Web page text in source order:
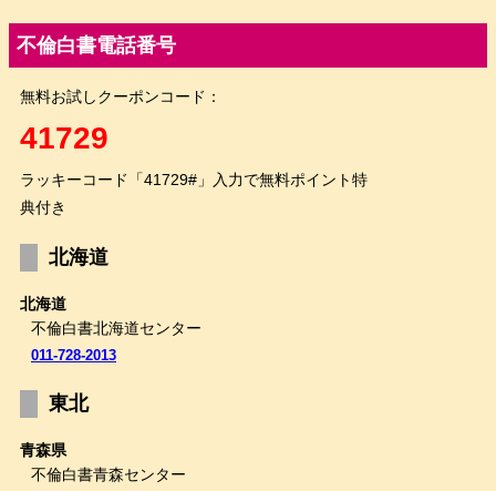
不倫白書電話番号
無料お試しクーポンコード：
41729
ラッキーコード「41729#」入力で無料ポイント特
典付き
北海道
北海道
不倫白書北海道センター
011-728-2013
東北
青森県
不倫白書青森センター